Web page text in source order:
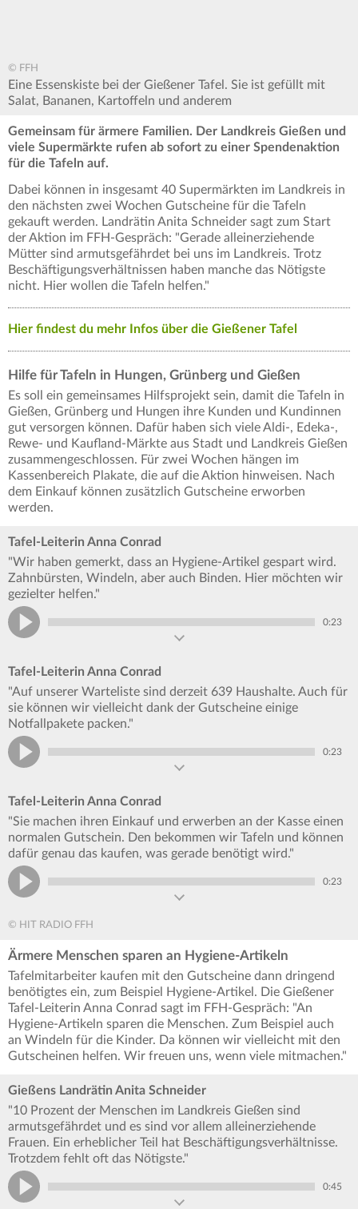
© FFH
Eine Essenskiste bei der Gießener Tafel. Sie ist gefüllt mit
Salat, Bananen, Kartoffeln und anderem
Gemeinsam für ärmere Familien. Der Landkreis Gießen und
viele Supermärkte rufen ab sofort zu einer Spendenaktion
für die Tafeln auf.
Dabei können in insgesamt 40 Supermärkten im Landkreis in
den nächsten zwei Wochen Gutscheine für die Tafeln
gekauft werden. Landrätin Anita Schneider sagt zum Start
der Aktion im FFH-Gespräch: "Gerade alleinerziehende
Mütter sind armutsgefährdet bei uns im Landkreis. Trotz
Beschäftigungsverhältnissen haben manche das Nötigste
nicht. Hier wollen die Tafeln helfen."
Hier findest du mehr Infos über die Gießener Tafel
Hilfe für Tafeln in Hungen, Grünberg und Gießen
Es soll ein gemeinsames Hilfsprojekt sein, damit die Tafeln in
Gießen, Grünberg und Hungen ihre Kunden und Kundinnen
gut versorgen können. Dafür haben sich viele Aldi-, Edeka-,
Rewe- und Kaufland-Märkte aus Stadt und Landkreis Gießen
zusammengeschlossen. Für zwei Wochen hängen im
Kassenbereich Plakate, die auf die Aktion hinweisen. Nach
dem Einkauf können zusätzlich Gutscheine erworben
werden.
Tafel-Leiterin Anna Conrad
"Wir haben gemerkt, dass an Hygiene-Artikel gespart wird.
Zahnbürsten, Windeln, aber auch Binden. Hier möchten wir
gezielter helfen."
0:23
Tafel-Leiterin Anna Conrad
"Auf unserer Warteliste sind derzeit 639 Haushalte. Auch für
sie können wir vielleicht dank der Gutscheine einige
Notfallpakete packen."
0:23
Tafel-Leiterin Anna Conrad
"Sie machen ihren Einkauf und erwerben an der Kasse einen
normalen Gutschein. Den bekommen wir Tafeln und können
dafür genau das kaufen, was gerade benötigt wird."
0:23
© HIT RADIO FFH
Ärmere Menschen sparen an Hygiene-Artikeln
Tafelmitarbeiter kaufen mit den Gutscheine dann dringend
benötigtes ein, zum Beispiel Hygiene-Artikel. Die Gießener
Tafel-Leiterin Anna Conrad sagt im FFH-Gespräch: "An
Hygiene-Artikeln sparen die Menschen. Zum Beispiel auch
an Windeln für die Kinder. Da können wir vielleicht mit den
Gutscheinen helfen. Wir freuen uns, wenn viele mitmachen."
Gießens Landrätin Anita Schneider
"10 Prozent der Menschen im Landkreis Gießen sind
armutsgefährdet und es sind vor allem alleinerziehende
Frauen. Ein erheblicher Teil hat Beschäftigungsverhältnisse.
Trotzdem fehlt oft das Nötigste."
0:45